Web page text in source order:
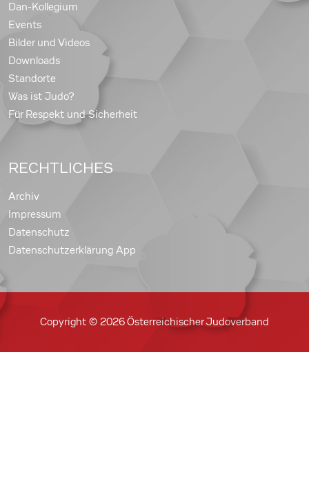
Dan-Kollegium
Events
Bilder und Videos
Downloads
Standorte
Was ist Judo?
Für Respekt und Sicherheit
RECHTLICHES
Archiv
Impressum
Datenschutz
Datenschutzerklärung App
Copyright © 2026 Österreichischer Judoverband